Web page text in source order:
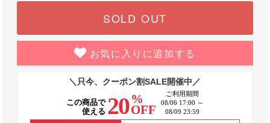
SOLD OUT
お気に入りに追加する
＼只今、クーポン割SALE開催中／
この商品で
使える 20 %
OFF
ご利用期間
08/06 17:00 ～
08/09 23:59